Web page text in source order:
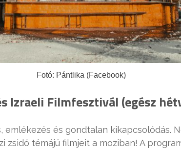
Fotó: Pántlika (Facebook)
Izraeli Filmfesztivál (egész
emlékezés és gondtalan kikapcsolódás.
zsidó témájú filmjeit a moziban! A